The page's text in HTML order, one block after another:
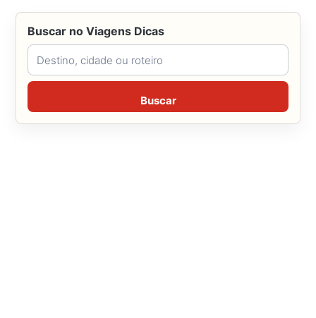
Buscar no Viagens Dicas
Buscar no Viagens Dicas
Buscar